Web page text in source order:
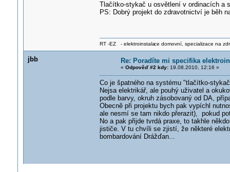
Tlačítko-stykač u osvětlení v ordinacích a
PS: Dobrý projekt do zdravotnictví je běh
RT -EZ - elektroinstalace domovní, specializace na
jbb Re: Poradíte mi specifika
« Odpověď #2 kdy:19.08.2010, 12:16 »
Co je špatného na systému "tlačítko-
Nejsa elektrikář, ale pouhý uživatel a
podle barvy, okruh zásobovaný od DA,
Obecně při projektu bych pak vypíchl
ale nesmí se tam nikdo přerazit), pokud
No a pak přijde tvrdá praxe, to takhle
jističe. V tu chvíli se zjistí, že některé
bombardování Drážďan...